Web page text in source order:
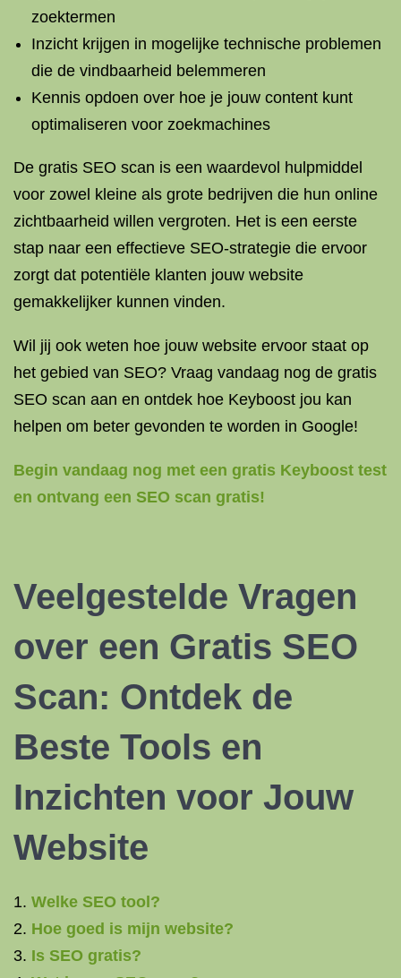
zoektermen
Inzicht krijgen in mogelijke technische problemen
die de vindbaarheid belemmeren
Kennis opdoen over hoe je jouw content kunt
optimaliseren voor zoekmachines
De gratis SEO scan is een waardevol hulpmiddel
voor zowel kleine als grote bedrijven die hun online
zichtbaarheid willen vergroten. Het is een eerste
stap naar een effectieve SEO-strategie die ervoor
zorgt dat potentiële klanten jouw website
gemakkelijker kunnen vinden.
Wil jij ook weten hoe jouw website ervoor staat op
het gebied van SEO? Vraag vandaag nog de gratis
SEO scan aan en ontdek hoe Keyboost jou kan
helpen om beter gevonden te worden in Google!
Begin vandaag nog met een gratis Keyboost test
en ontvang een SEO scan gratis!
Veelgestelde Vragen
over een Gratis SEO
Scan: Ontdek de
Beste Tools en
Inzichten voor Jouw
Website
Welke SEO tool?
Hoe goed is mijn website?
Is SEO gratis?